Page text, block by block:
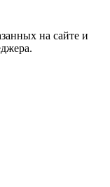
на сайте и